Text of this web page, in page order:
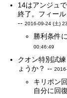
14はアンジュ
終了。フィー
--2016-09-24 (土)
勝利条件
00:46:49
クオン特別試
ょうか？ --
キリポン
自分に回